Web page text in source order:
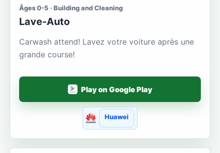
Âges 0-5 · Building and Cleaning
Lave-Auto
Carwash attend! Lavez votre voiture après une
grande course!
Play on Google Play
Huawei